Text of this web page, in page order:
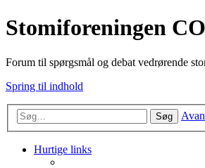
Stomiforeningen
Forum til spørgsmål og debat vedrørende
Spring til indhold
Søg
Hurtige links